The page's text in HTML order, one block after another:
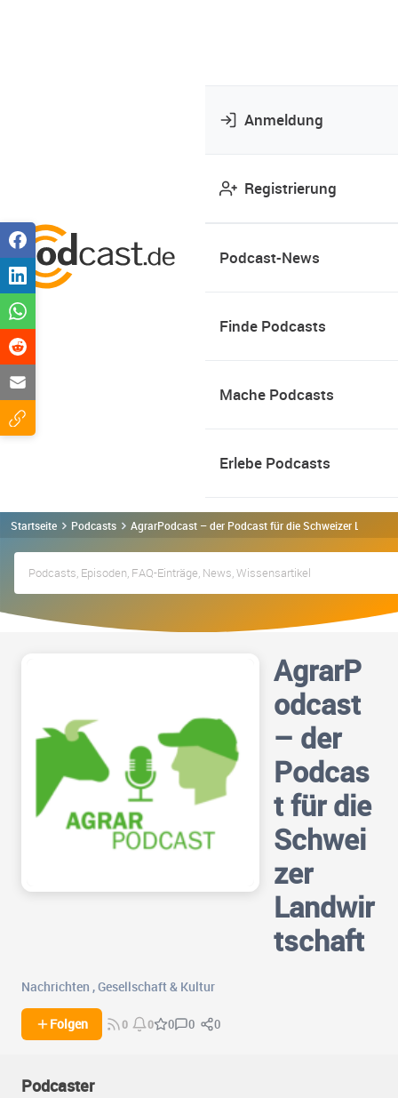
Anmeldung
Registrierung
Podcast-News
Finde Podcasts
Mache Podcasts
Erlebe Podcasts
Startseite Podcasts AgrarPodcast – der Podcast für die Schweizer
AgrarP
odcast
– der
Podcas
t für die
Schwei
zer
Landwir
tschaft
Nachrichten ,Gesellschaft & Kultur
Folgen 0 0 0 0 0
Podcaster